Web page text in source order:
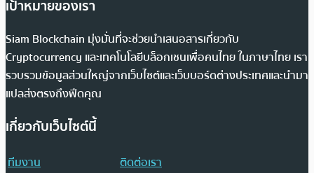
เป้าหมายของเรา
Siam Blockchain มุ่งมั่นที่จะช่วยนำเสนอสารเกี่ยวกับ
Cryptocurrency และเทคโนโลยีบล็อกเชนเพื่อคนไทย ในภาษาไทย เรา
รวบรวมข้อมูลส่วนใหญ่จากเว็บไซต์และเว็บบอร์ดต่างประเทศและนำมา
แปลส่งตรงถึงฟีดคุณ
เกี่ยวกับเว็บไซต์นี้
ทีมงาน
ติดต่อเรา